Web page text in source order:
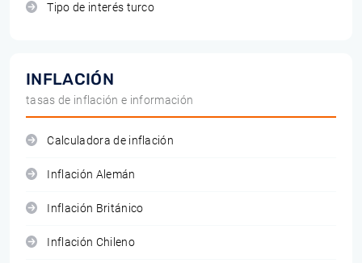
Tipo de interés turco
INFLACIÓN
tasas de inflación e información
Calculadora de inflación
Inflación Alemán
Inflación Británico
Inflación Chileno